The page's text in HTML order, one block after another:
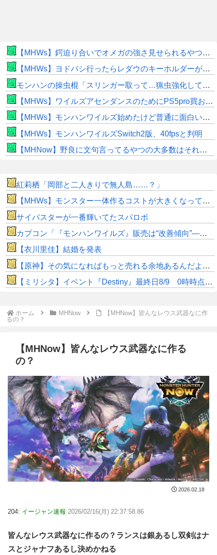
【MHWs】鍔迫り合いでオメガの強さ見せられるやつ一番すき
【MHWs】ヨドバシ行ったらレダウのキーホルダーが100円で売ってて草
モンハンの操虫棍「スリンガー取って…猟虫強化して…エキス取って… よし、戦うぞ」←これ
【MHWs】ワイルズアセンダンスのためにPS5pro買おうとしたら転売価格ばかりじゃねーか
【MHWs】モンハンワイルズ始めたけど普通に面白いじゃん
【MHWs】モンハンワイルズSwitch2版、40fpsと判明
【MHNow】野良に文句言ってるやつの大多数はそれしてないだけの雑魚だから聞く耳持つだけムダよ
紅莉栖「岡部と二人きりで無人島……？」
【MHWs】モンスター一体作るコストが大きくなっている昨今でこそ亜種に頼るべきだよな
サイバスターが一番輝いてたスパロボ
カプコン「『モンハンワイルズ』販売は“改善傾向”―中長期でワールド超え目指す」
【衣川里佳】結婚を発表
【原神】その気になればもっと売れる余地あるんだよな。
【ミリシタ】イベント『Destiny』最終日8/9 0時時点でのポイント、ハイスコアのボーダー
ホーム MHNow
【MHNow】皆んなレウス武器なに作
るの？
【MHNow】皆んなレウス武器なに作る
の？
2026.02.18
204: イージャン速報 2026/02/16(月) 22:37:58.86
皆んなレウス武器なに作るの？ランスは銀あるし双剣はナ
スとジャナフあるし決めかねる